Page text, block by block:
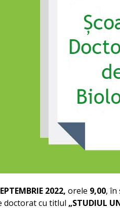
2022, orele 9,00, în
doctorat cu titlul „STUDIUL